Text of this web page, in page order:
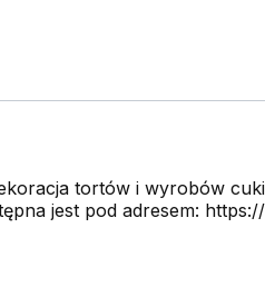
tortów i wyrobów
jest pod adresem: